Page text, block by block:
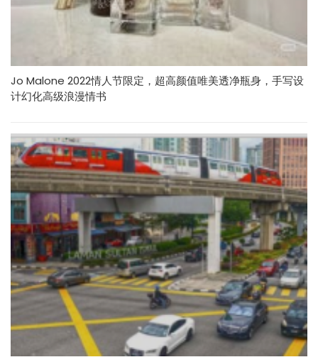
Jo Malone 2022情人节限定，超高颜值唯美透净瓶身，手写设
计幻化高级浪漫情书